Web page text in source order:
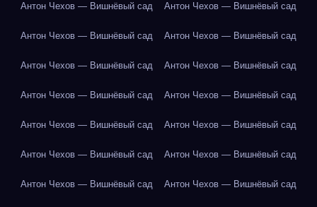
Антон Чехов — Вишнёвый сад Антон Чехов — Вишнёвый сад
Антон Чехов — Вишнёвый сад Антон Чехов — Вишнёвый сад
Антон Чехов — Вишнёвый сад Антон Чехов — Вишнёвый сад
Антон Чехов — Вишнёвый сад Антон Чехов — Вишнёвый сад
Антон Чехов — Вишнёвый сад Антон Чехов — Вишнёвый сад
Антон Чехов — Вишнёвый сад Антон Чехов — Вишнёвый сад
Антон Чехов — Вишнёвый сад Антон Чехов — Вишнёвый сад